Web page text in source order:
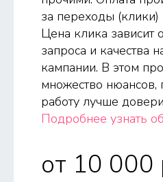
за переходы
Цена клика зависит
запроса и качества
кампании. В этом
множество нюансов,
работу лучше
Подробнее узнать
от 10 000